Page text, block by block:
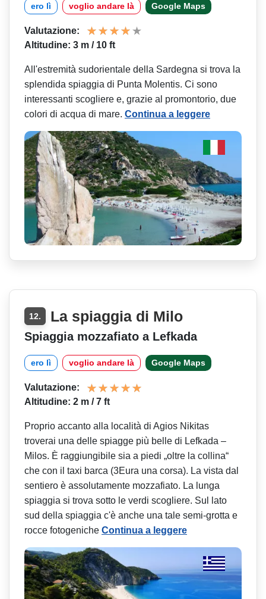
ero lì voglio andare là Google Maps
Valutazione:
Altitudine: 3 m / 10 ft
All'estremità sudorientale della Sardegna si trova la
splendida spiaggia di Punta Molentis. Ci sono
interessanti scogliere e, grazie al promontorio, due
colori di acqua di mare. Continua a leggere
12. La spiaggia di Milo
Spiaggia mozzafiato a Lefkada
ero lì voglio andare là Google Maps
Valutazione:
Altitudine: 2 m / 7 ft
Proprio accanto alla località di Agios Nikitas
troverai una delle spiagge più belle di Lefkada –
Milos. È raggiungibile sia a piedi „oltre la collina“
che con il taxi barca (3Eura una corsa). La vista dal
sentiero è assolutamente mozzafiato. La lunga
spiaggia si trova sotto le verdi scogliere. Sul lato
sud della spiaggia c'è anche una tale semi-grotta e
rocce fotogeniche Continua a leggere